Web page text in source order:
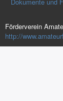
Förderverein
http://